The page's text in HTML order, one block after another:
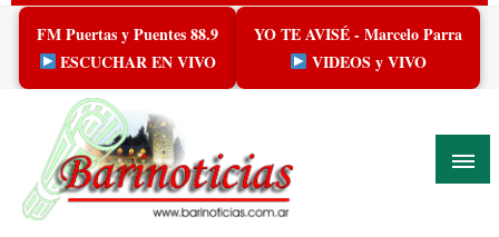
Skip
content
FM Puertas y Puentes 88.9
ESCUCHAR EN VIVO
YO TE AVISÉ - Marcelo Parra
VIDEOS y VIVO